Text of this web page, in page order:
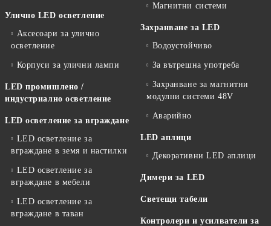
Улично LED осветление
Аксесоари за улично
осветление
Корпуси за улични лампи
LED промишлено /
индустриално осветление
LED осветление за вграждане
LED осветление за
вграждане в земя и настилки
LED осветление за
вграждане в мебели
LED осветление за
вграждане в таван
Магнитни системи
Захранване за LED
Водоустойчиво
За вътрешна употреба
Захранване за магнитни
модулни системи 48V
Аварийно
LED аплици
Декоративни LED аплици
Димери за LED
Светещи табели
Контролери и усилватели за